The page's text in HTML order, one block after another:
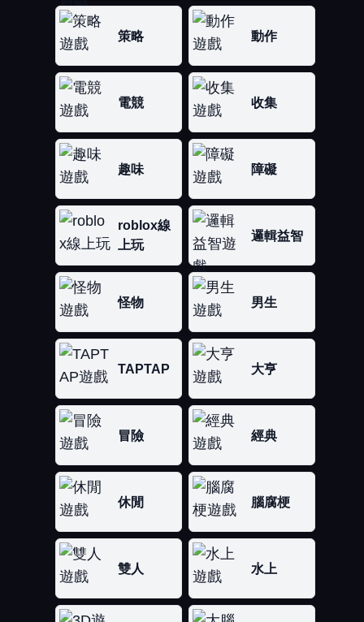
策略 動作
電競 收集
趣味 障礙
roblox線
上玩
邏輯益智
怪物 男生
TAPTAP 大亨
冒險 經典
休閒 腦腐梗
雙人 水上